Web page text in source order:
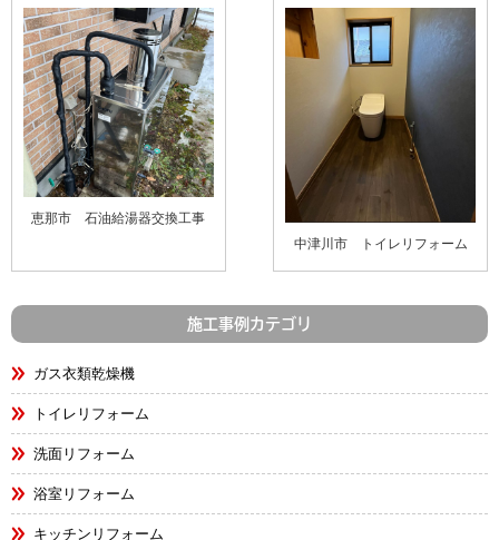
恵那市 石油給湯器交換工事
中津川市 トイレリフォーム
施工事例カテゴリ
ガス衣類乾燥機
トイレリフォーム
洗面リフォーム
浴室リフォーム
キッチンリフォーム